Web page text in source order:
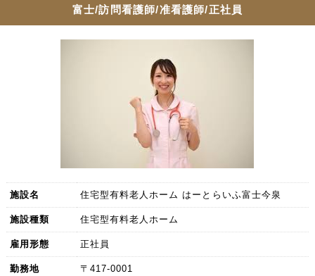
富士/訪問看護師/准看護師/正社員
施設名 住宅型有料老人ホーム はーとらいふ富士今泉
施設種類 住宅型有料老人ホーム
雇用形態 正社員
勤務地
〒417-0001